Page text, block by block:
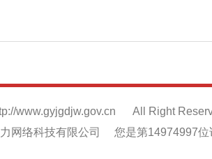
www.gyjgdjw.gov.cn
All Right
网络科技有限公司
您是第14974997位